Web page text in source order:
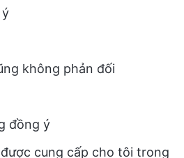
không phản đối
đồng ý
cung cấp cho tôi trong